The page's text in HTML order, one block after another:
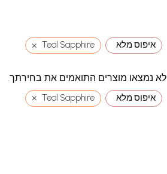
איפוס מלא Teal Sapphire
×
לא נמצאו מוצרים התואמים את בחירתך.
איפוס מלא Teal Sapphire
×